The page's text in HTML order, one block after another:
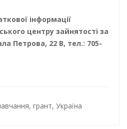
інформації
центру зайнятості за
Петрова, 22 В, тел.: 705-
, грант, Україна